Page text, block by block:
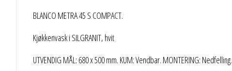
BLANCO METRA 45 S COMPACT.
Kjøkkenvask i SILGRANIT, hvit
UTVENDIG MÅL: 680 x 500 mm. KUM: Vendbar. MONTERING: Nedfelling.